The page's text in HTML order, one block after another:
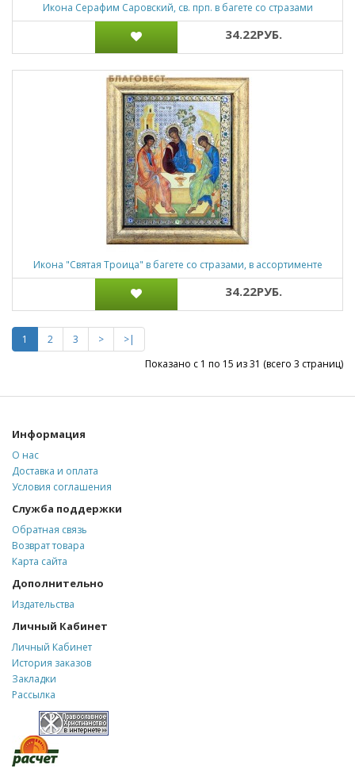
Икона Серафим Саровский, св. прп. в багете со стразами
34.22РУБ.
Икона "Святая Троица" в багете со стразами, в ассортименте
34.22РУБ.
1 2 3 >
>|
Показано с 1 по 15 из 31 (всего 3 страниц)
Информация
О нас
Доставка и оплата
Условия соглашения
Служба поддержки
Обратная связь
Возврат товара
Карта сайта
Дополнительно
Издательства
Личный Кабинет
Личный Кабинет
История заказов
Закладки
Рассылка